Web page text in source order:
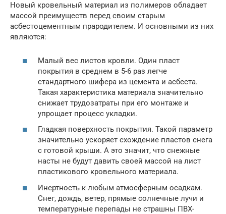
Новый кровельный материал из полимеров обладает
массой преимуществ перед своим старым
асбестоцементным прародителем. И основными из них
являются:
Малый вес листов кровли. Один пласт
покрытия в среднем в 5-6 раз легче
стандартного шифера из цемента и асбеста.
Такая характеристика материала значительно
снижает трудозатраты при его монтаже и
упрощает процесс укладки.
Гладкая поверхность покрытия. Такой параметр
значительно ускоряет схождение пластов снега
с готовой крыши. А это значит, что снежные
насты не будут давить своей массой на лист
пластикового кровельного материала.
Инертность к любым атмосферным осадкам.
Снег, дождь, ветер, прямые солнечные лучи и
температурные перепады не страшны ПВХ-